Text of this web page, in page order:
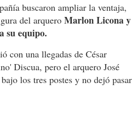
buscaron ampliar la ventaja,
del arquero Marlon Licona y
su equipo.
con una llegadas de César
Discua, pero el arquero José
los tres postes y no dejó pasar